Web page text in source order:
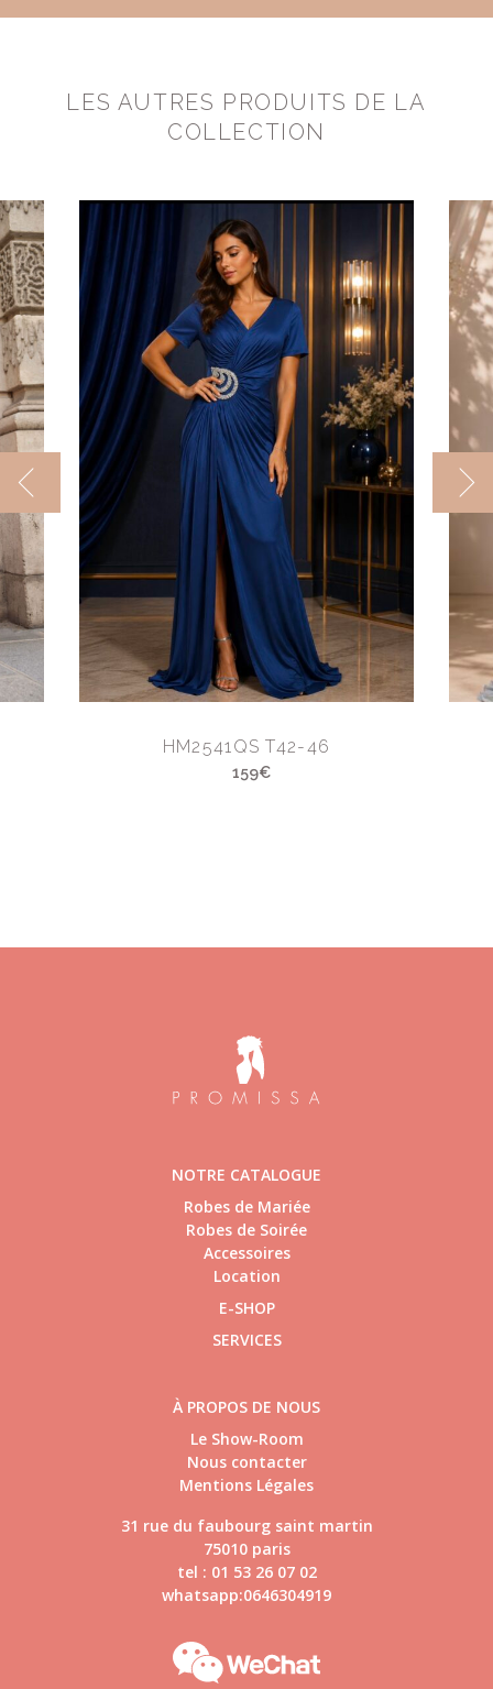
LES AUTRES PRODUITS DE LA
COLLECTION
HM2541QS T42-46
159€
NOTRE CATALOGUE
Robes de Mariée
Robes de Soirée
Accessoires
Location
E-SHOP
SERVICES
À PROPOS DE NOUS
Le Show-Room
Nous contacter
Mentions Légales
31 rue du faubourg saint martin
75010 paris
tel : 01 53 26 07 02
whatsapp:0646304919